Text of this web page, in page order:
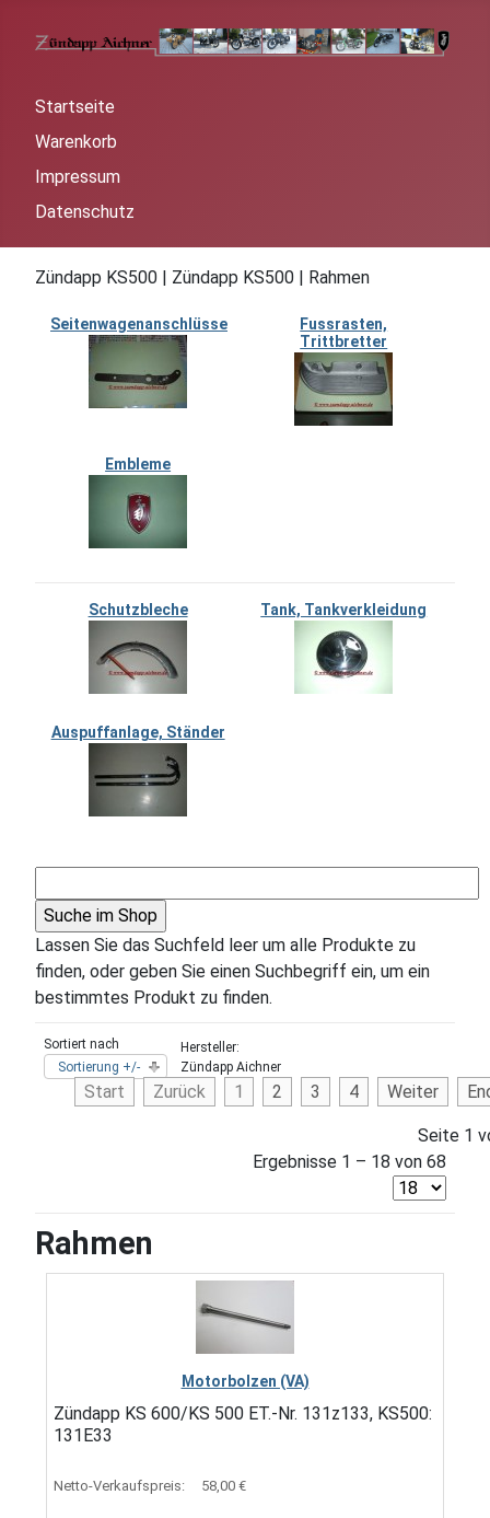
Startseite
Warenkorb
Impressum
Datenschutz
Zündapp KS500 | Zündapp KS500 | Rahmen
Seitenwagenanschlüsse
Fussrasten,
Trittbretter
Embleme
Schutzbleche Tank, Tankverkleidung
Auspuffanlage, Ständer
Lassen Sie das Suchfeld leer um alle Produkte zu
finden, oder geben Sie einen Suchbegriff ein, um ein
bestimmtes Produkt zu finden.
Sortiert nach
Sortierung +/-
Hersteller:
Zündapp Aichner
Start Zurück 1 2 3 4 Weiter
Seite 1
Ergebnisse 1 – 18 von 68
Rahmen
Motorbolzen (VA)
Zündapp KS 600/KS 500 ET.-Nr. 131z133, KS500:
131E33
Netto-Verkaufspreis: 58,00 €